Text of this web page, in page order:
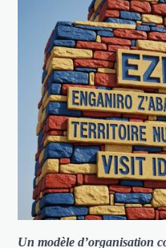
Un modèle d’organisation